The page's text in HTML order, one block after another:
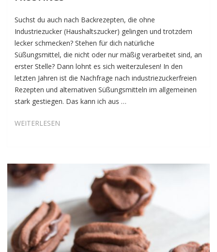
Suchst du auch nach Backrezepten, die ohne
Industriezucker (Haushaltszucker) gelingen und trotzdem
lecker schmecken? Stehen für dich natürliche
Süßungsmittel, die nicht oder nur mäßig verarbeitet sind, an
erster Stelle? Dann lohnt es sich weiterzulesen! In den
letzten Jahren ist die Nachfrage nach industriezuckerfreien
Rezepten und alternativen Süßungsmitteln im allgemeinen
stark gestiegen. Das kann ich aus …
WEITERLESEN
CHEESECAKE-
DATTELKARAMELL-
FROSTINGS